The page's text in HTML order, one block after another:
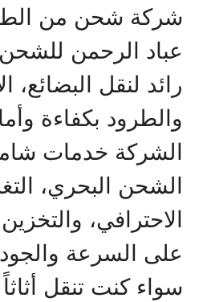
شركة شحن من
عباد الرحمن للشحن
رائد لنقل البضائع،
والطرود بكفاءة
الشركة خدمات
الشحن البحري،
الاحترافي،
على السرعة
سواء كنت تنقل أثاثاً